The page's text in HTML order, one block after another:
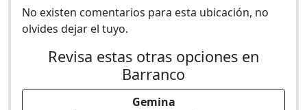
No existen comentarios para esta ubicación, no
olvides dejar el tuyo.
Revisa estas otras opciones en
Barranco
Gemina